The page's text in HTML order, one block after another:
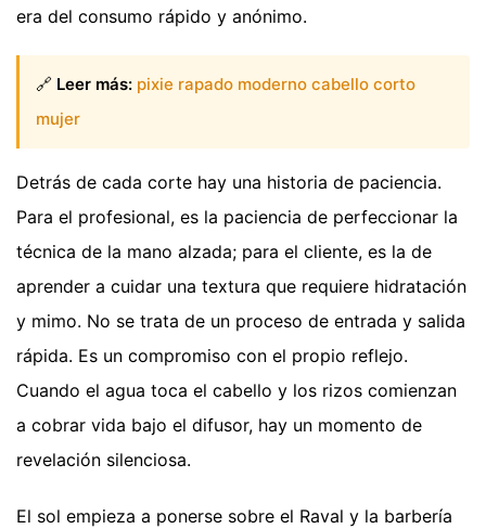
era del consumo rápido y anónimo.
🔗 Leer más: pixie rapado moderno cabello corto
mujer
Detrás de cada corte hay una historia de paciencia.
Para el profesional, es la paciencia de perfeccionar la
técnica de la mano alzada; para el cliente, es la de
aprender a cuidar una textura que requiere hidratación
y mimo. No se trata de un proceso de entrada y salida
rápida. Es un compromiso con el propio reflejo.
Cuando el agua toca el cabello y los rizos comienzan
a cobrar vida bajo el difusor, hay un momento de
revelación silenciosa.
El sol empieza a ponerse sobre el Raval y la barbería